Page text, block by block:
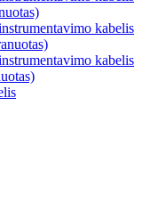
kabelis
kabelis